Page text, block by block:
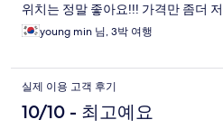
위치는 정말 좋아요!!! 가격만 좀더
young min 님, 3박 여행
실제 이용 고객 후기
10/10 - 최고예요